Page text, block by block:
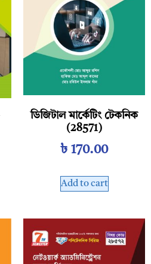
ডিজিটাল মার্কেটিং টেকনিক
(28571)
৳ 170.00
Add to cart